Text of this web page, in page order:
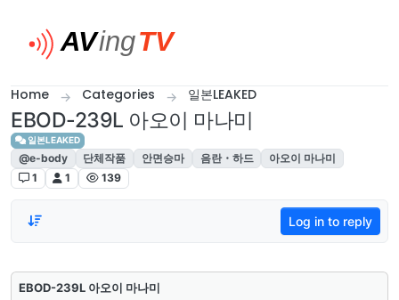
Home Categories 일본LEAKED
EBOD-239L 아오이 마나미
일본LEAKED
@e-body 단체작품 안면승마 음란・하드
아오이 마나미
1
1 139
Log in to reply
EBOD-239L 아오이 마나미